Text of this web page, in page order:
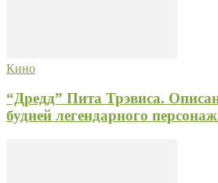
Кино
“Дредд” Пита Трэвиса.
будней легендарного